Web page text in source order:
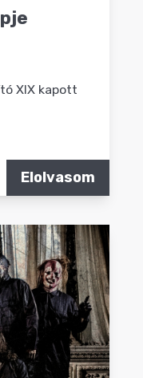
XIX kapott
Elolvasom